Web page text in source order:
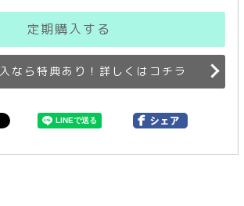
定期購入する
なら特典あり！詳しくはコチラ